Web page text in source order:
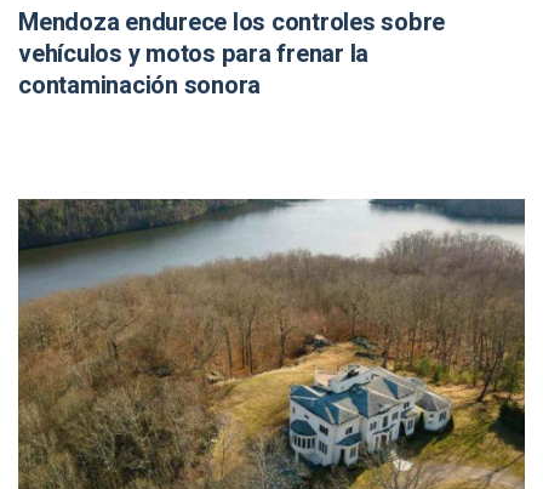
Mendoza endurece los controles sobre
vehículos y motos para frenar la
contaminación sonora